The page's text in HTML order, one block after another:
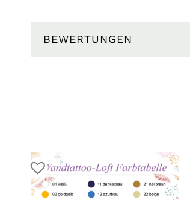
BEWERTUNGEN